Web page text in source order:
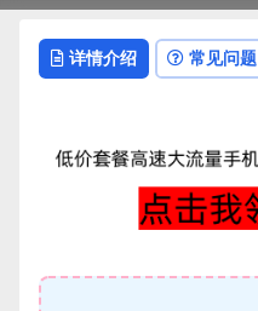
详情介绍 常见问题